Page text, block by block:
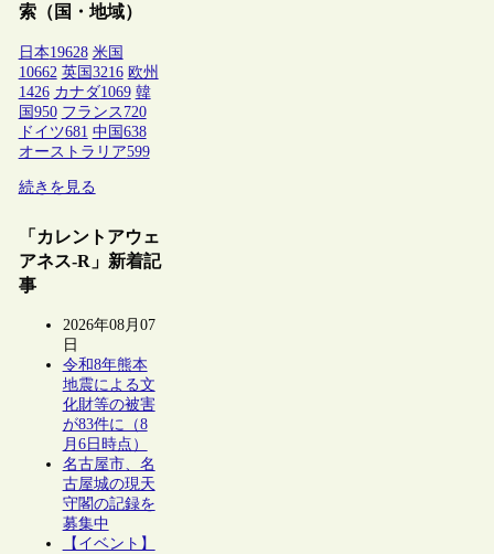
索（国・地域）
日本19628 米国
10662 英国 3216 欧州
1426 カナダ1069 韓
国 950 フランス 720
ドイツ681 中国 638
オーストラリア599
続きを見る
「カレントアウェ
アネス-R」新着記
事
2026年08月07
日
令和8年熊本
地震による文
化財等の被害
が83件に（8
月6日時点）
名古屋市、名
古屋城の現天
守閣の記録を
募集中
【イベント】